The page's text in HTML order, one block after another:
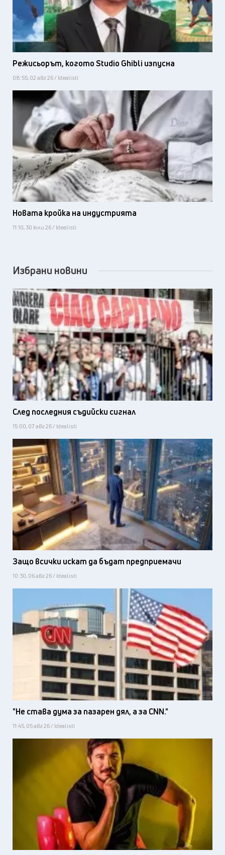
Режисьорът, когото Studio Ghibli изпусна
08:55, 02 авг 26 / Idealisti
Новата кройка на индустрията
11:10, 30 юли 26 / Idealisti
Избрани новини
След последния съдийски сигнал
15:00, 07 авг 26 / Idealisti
Защо всички искат да бъдат предприемачи
10:30, 06 авг 26 / Idealisti
"Не става дума за пазарен дял, а за CNN."
11:45, 05 авг 26 / Idealisti